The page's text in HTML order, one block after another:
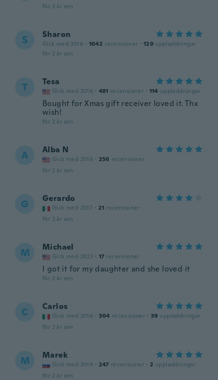
för 2 år sen
S Sharon
Gick med 2016 · 1042 recensioner · 129 uppladdningar
för 2 år sen
T Tesa
Gick med 2016 · 481 recensioner · 114 uppladdningar
Bought for Xmas gift receiver loved it. Thx
wish!
för 2 år sen
A Alba N
Gick med 2016 · 256 recensioner
för 2 år sen
G Gerardo
Gick med 2017 · 21 recensioner
för 2 år sen
M Michael
Gick med 2023 · 17 recensioner
I got it for my daughter and she loved it
för 2 år sen
C Carlos
Gick med 2016 · 304 recensioner · 39 uppladdningar
för 2 år sen
M Marek
Gick med 2014 · 247 recensioner · 2 uppladdningar
för 2 år sen